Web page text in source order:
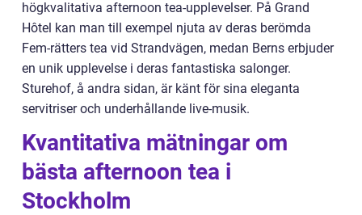
högkvalitativa afternoon tea-upplevelser. På Grand
Hôtel kan man till exempel njuta av deras berömda
Fem-rätters tea vid Strandvägen, medan Berns erbjuder
en unik upplevelse i deras fantastiska salonger.
Sturehof, å andra sidan, är känt för sina eleganta
servitriser och underhållande live-musik.
Kvantitativa mätningar om
bästa afternoon tea i
Stockholm